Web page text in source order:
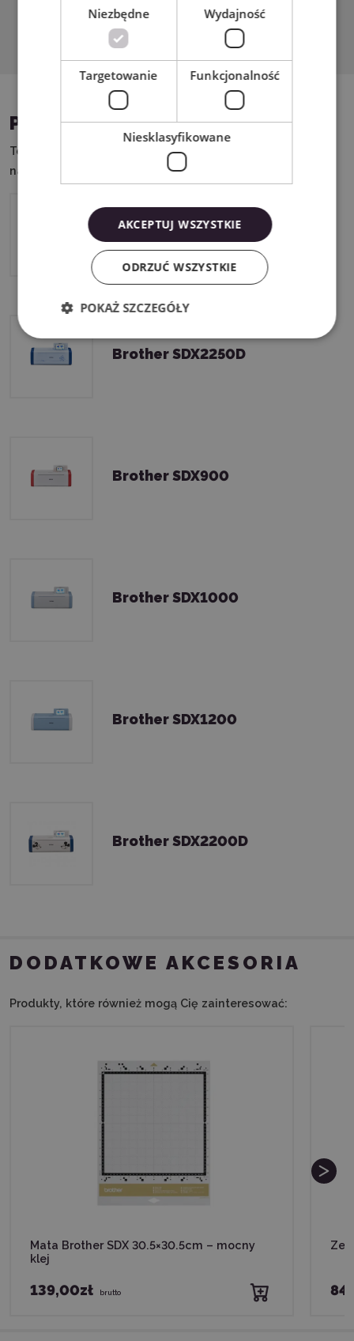
Pobierz PDF
PASUJĄCE URZĄDZENIA
Ten produkt możesz wykorzystać w połączeniu z
następującymi urządzeniami:
Brother SDX1250
Brother SDX2250D
Brother SDX900
Brother SDX1000
Brother SDX1200
Brother SDX2200D
DODATKOWE AKCESORIA
Produkty, które również mogą Cię zainteresować:
Mata Brother SDX 30.5×30.5cm – mocny
klej
139,00zł brutto
Niezbędne Wydajność
Targetowanie Funkcjonalność
Niesklasyfikowane
AKCEPTUJ WSZYSTKIE
ODRZUĆ WSZYSTKIE
POKAŻ SZCZEGÓŁY